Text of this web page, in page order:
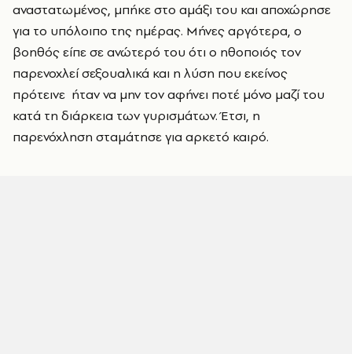
αναστατωμένος, μπήκε στο αμάξι του και αποχώρησε
για το υπόλοιπο της ημέρας. Μήνες αργότερα, ο
βοηθός είπε σε ανώτερό του ότι ο ηθοποιός τον
παρενοχλεί σεξουαλικά και η λύση που εκείνος
πρότεινε ήταν να μην τον αφήνει ποτέ μόνο μαζί του
κατά τη διάρκεια των γυρισμάτων. Έτσι, η
παρενόχληση σταμάτησε για αρκετό καιρό.